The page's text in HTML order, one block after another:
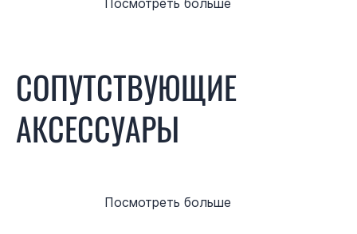
Посмотреть больше
СОПУТСТВУЮЩИЕ
АКСЕССУАРЫ
Посмотреть больше